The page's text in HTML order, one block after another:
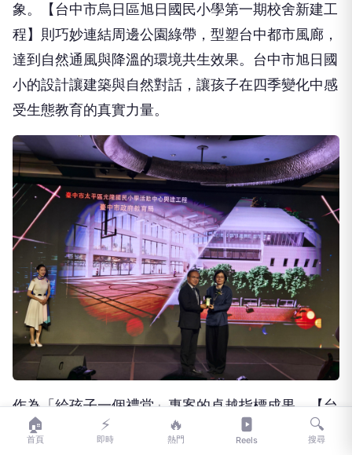
達到自然通風與降溫的環境共生效果。台中市旭日國
小的設計讓建築與自然對話，讓孩子在四季變化中感
受生態教育的真實力量。
作為「給孩子一個禮堂」專案的卓越指標成果，【台
中市太平區光隆國民小學活動中心興建工程】同樣榮
獲卓越獎肯定。此案依地勢規劃動、靜分區，以成排
喬木作為景觀分野，將新禮堂與既有球場統整為序列
🏠
首頁
⚡
即時
🔥
熱門 Reels
🔍
搜尋